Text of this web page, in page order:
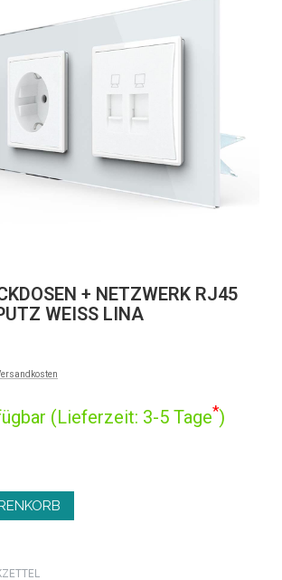
+ NETZWERK RJ45
WEISS LINA
(Lieferzeit: 3-5 Tage*)